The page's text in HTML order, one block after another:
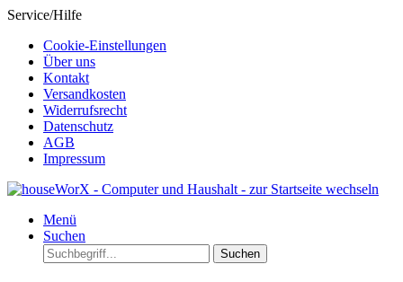
Service/Hilfe
Cookie-Einstellungen
Über uns
Kontakt
Versandkosten
Widerrufsrecht
Datenschutz
AGB
Impressum
Menü
Suchen
Suchen